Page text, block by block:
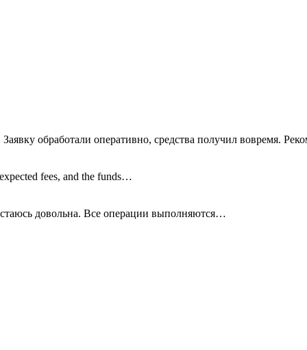
обработали оперативно, средства получил вовремя.
fees, and the funds…
довольна. Все операции выполняются…